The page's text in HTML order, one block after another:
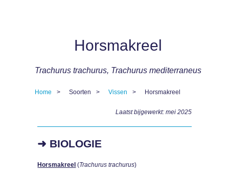
Horsmakreel
Trachurus trachurus, Trachurus mediterraneus
Home Soorten Vissen Horsmakreel
Laatst bijgewerkt: mei 2025
➜ BIOLOGIE
Horsmakreel (Trachurus trachurus)